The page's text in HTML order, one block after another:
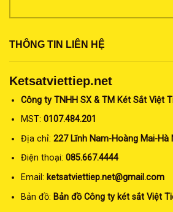
THÔNG TIN LIÊN HỆ
Ketsatviettiep.net
Công ty TNHH SX & TM Két Sắt Việt
MST: 0107.484.201
Địa chỉ: 227 Lĩnh Nam-Hoàng Mai-Hà
Điện thoại: 085.667.4444
Email: ketsatviettiep.net@gmail.com
Bản đồ: Bản đồ Công ty két sắt Việt